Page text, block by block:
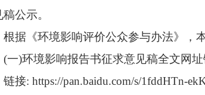
公示。
根据《环境影响评价公众参与办法》，
(一)环境影响报告书征求意见稿全文网址
链接: https://pan.baidu.com/s/1fddHTn-